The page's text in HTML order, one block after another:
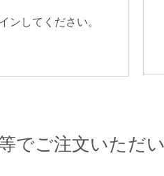
ンしてください。
でご注文いただ